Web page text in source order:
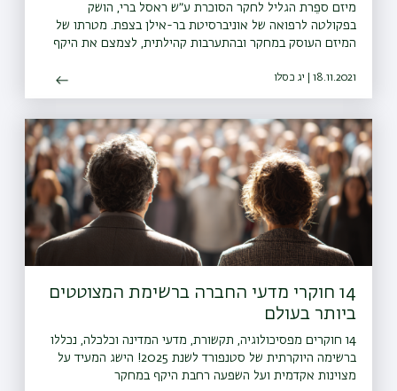
מיזם ספֵרת הגליל לחקר הסוכרת ע״ש ראסל ברי, הושק
בפקולטה לרפואה של אוניברסיטת בר-אילן בצפת. מטרתו של
המיזם העוסק במחקר ובהתערבות קהילתית, לצמצם את היקף
18.11.2021 | יג כסלו
14 חוקרי מדעי החברה ברשימת המצוטטים
ביותר בעולם
14 חוקרים מפסיכולוגיה, תקשורת, מדעי המדינה וכלכלה, נכללו
ברשימה היוקרתית של סטנפורד לשנת 2025! הישג המעיד על
מצוינות אקדמית ועל השפעה רחבת היקף במחקר